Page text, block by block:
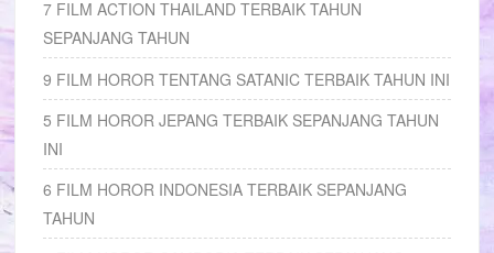
7 FILM ACTION THAILAND TERBAIK TAHUN
SEPANJANG TAHUN
9 FILM HOROR TENTANG SATANIC TERBAIK TAHUN INI
5 FILM HOROR JEPANG TERBAIK SEPANJANG TAHUN
INI
6 FILM HOROR INDONESIA TERBAIK SEPANJANG
TAHUN